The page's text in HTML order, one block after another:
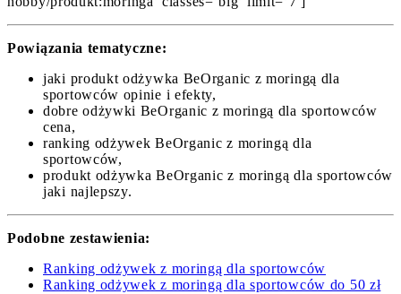
Powiązania tematyczne:
jaki produkt odżywka BeOrganic z moringą dla
sportowców opinie i efekty,
dobre odżywki BeOrganic z moringą dla sportowców
cena,
ranking odżywek BeOrganic z moringą dla
sportowców,
produkt odżywka BeOrganic z moringą dla sportowców
jaki najlepszy.
Podobne zestawienia:
Ranking odżywek z moringą dla sportowców
Ranking odżywek z moringą dla sportowców do 50 zł